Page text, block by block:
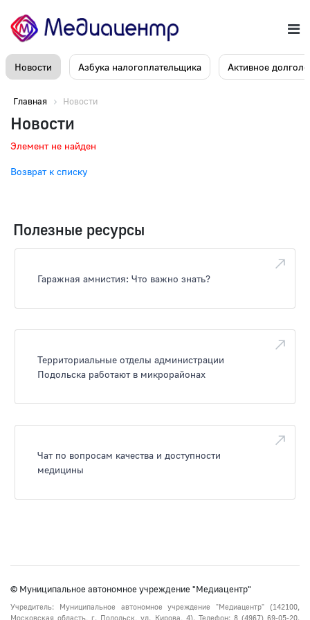
Новости Азбука налогоплательщика Активное
Главная Новости
Новости
Элемент не найден
Возврат к списку
Полезные ресурсы
Гаражная амнистия: Что важно знать?
Территориальные отделы администрации
Подольска работают в микрорайонах
Чат по вопросам качества и доступности
медицины
© Муниципальное автономное учреждение "Медиацентр"
Учредитель: Муниципальное автономное учреждение "Медиацентр" (142100,
Московская область, г. Подольск, ул. Кирова, 4). Телефон: 8 (4967) 69-05-20.